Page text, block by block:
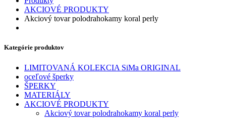
AKCIOVÉ PRODUKTY
Akciový tovar polodrahokamy koral perly
Kategórie produktov
LIMITOVANÁ KOLEKCIA SiMa ORIGINAL
oceľové šperky
ŠPERKY
MATERIÁLY
AKCIOVÉ PRODUKTY
Akciový tovar polodrahokamy koral perly